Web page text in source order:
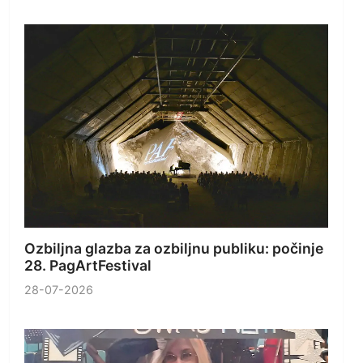
Ozbiljna glazba za ozbiljnu publiku: počinje
28. PagArtFestival
28-07-2026